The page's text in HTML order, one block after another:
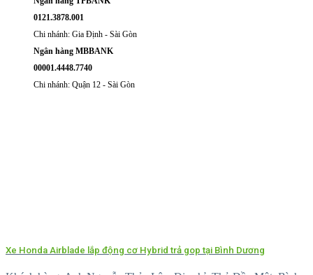
0121.3878.001
Chi nhánh: Gia Định - Sài Gòn
Ngân hàng MBBANK
00001.4448.7740
Chi nhánh: Quận 12 - Sài Gòn
Xe Honda Airblade lắp động cơ Hybrid trả gop tại Bình Dương